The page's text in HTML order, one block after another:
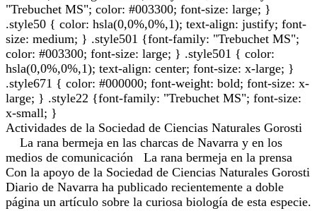
"Trebuchet MS"; color: #003300; font-size: large; }
.style50 { color: hsla(0,0%,0%,1); text-align: justify; font-
size: medium; } .style501 {font-family: "Trebuchet MS";
color: #003300; font-size: large; } .style501 { color:
hsla(0,0%,0%,1); text-align: center; font-size: x-large; }
.style671 { color: #000000; font-weight: bold; font-size: x-
large; } .style22 {font-family: "Trebuchet MS"; font-size:
x-small; }
Actividades de la Sociedad de Ciencias Naturales Gorosti
La rana bermeja en las charcas de Navarra y en los
medios de comunicación La rana bermeja en la prensa
Con la apoyo de la Sociedad de Ciencias Naturales Gorosti
Diario de Navarra ha publicado recientemente a doble
página un artículo sobre la curiosa biología de esta especie.